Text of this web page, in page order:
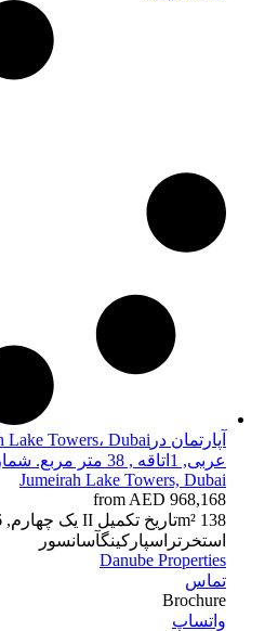
عربی, 1اتاقه , 38 متر مربع. شماره 27640
Jumeirah Lake Towers, Dubai
from AED 968,168
138 m² تاریخ تکمیل II یک چهارم, 2026 (خارج از طرح)
استخر تراسپارکینگآسانسور
Danube Properties
تماس
Brochure
واتساپ